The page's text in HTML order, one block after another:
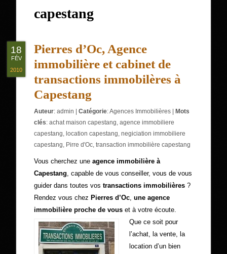
capestang
Pierres d’Oc, Agence
immobilière et cabinet de
transactions immobilères à
Capestang
Auteur:admin |Catégorie:Agences Immobilières
Mots
clés:achat maison capestang,agence immobiliere
capestang, location capestang,negiciation immobiliere
capestang, Pirre d'Oc,transaction immobilière capestang
Vous cherchez uneagence immobilière à
Capestang, capable de vous conseiller, vous de vous
guider dans toutes vostransactions immobilières ?
Rendez vous chez Pierres d’Oc,une agence
immobilière proche de vous et à votre écoute.
Que ce soit pour
l’achat, la vente, la
location d’un bien
18
FÉV
2010